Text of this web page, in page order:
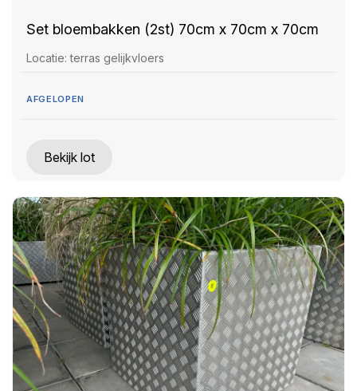
Set bloembakken (2st) 70cm x 70cm x 70cm
Locatie: terras gelijkvloers
AFGELOPEN
Bekijk lot